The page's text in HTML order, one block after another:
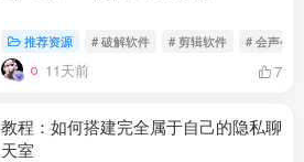
推荐资源 # 破解软件 # 剪辑软件 # 会声会影
11天前 7
教程：如何搭建完全属于自己的隐私聊
天室